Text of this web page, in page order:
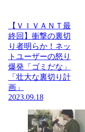
【ＶＩＶＡＮＴ最
終回】衝撃の裏切
り者明らか！ネッ
トユーザーの怒り
爆発「ゴミだな」
「壮大な裏切り計
画」
2023.09.18